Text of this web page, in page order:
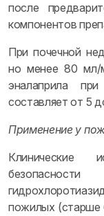
после
компонентов
При почечной
но менее 80 мл/
эналаприла
составляет от 5
Применение у
Клинические
пожилых (старше